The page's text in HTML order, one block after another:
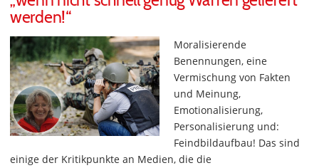
werden!“
Moralisierende
Benennungen, eine
Vermischung von Fakten
und Meinung,
Emotionalisierung,
Personalisierung und:
Feindbildaufbau! Das sind
einige der Kritikpunkte an Medien, die die